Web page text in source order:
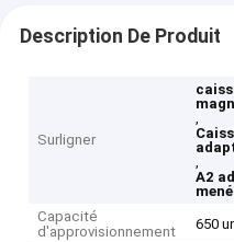
Description De Produit
Surligner
,
,
A2
Capacité
d'approvisionnement
650